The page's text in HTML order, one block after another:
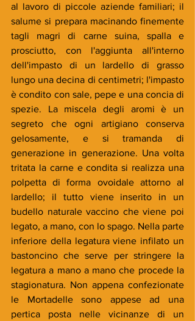
al lavoro di piccole aziende familiari; il
salume si prepara macinando finemente
tagli magri di carne suina, spalla e
prosciutto, con l'aggiunta all'interno
dell'impasto di un lardello di grasso
lungo una decina di centimetri; l'impasto
è condito con sale, pepe e una concia di
spezie. La miscela degli aromi è un
segreto che ogni artigiano conserva
gelosamente, e si tramanda di
generazione in generazione. Una volta
tritata la carne e condita si realizza una
polpetta di forma ovoidale attorno al
lardello; il tutto viene inserito in un
budello naturale vaccino che viene poi
legato, a mano, con lo spago. Nella parte
inferiore della legatura viene infilato un
bastoncino che serve per stringere la
legatura a mano a mano che procede la
stagionatura. Non appena confezionate
le Mortadelle sono appese ad una
pertica posta nelle vicinanze di un